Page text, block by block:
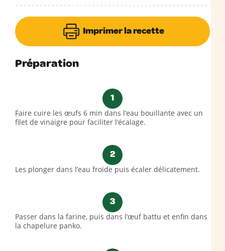
Imprimer la recette
Préparation
1
Faire cuire les œufs 6 min dans l’eau bouillante avec un
filet de vinaigre pour faciliter l’écalage.
2
Les plonger dans l’eau froide puis écaler délicatement.
3
Passer dans la farine, puis dans l’œuf battu et enfin dans
la chapelure panko.